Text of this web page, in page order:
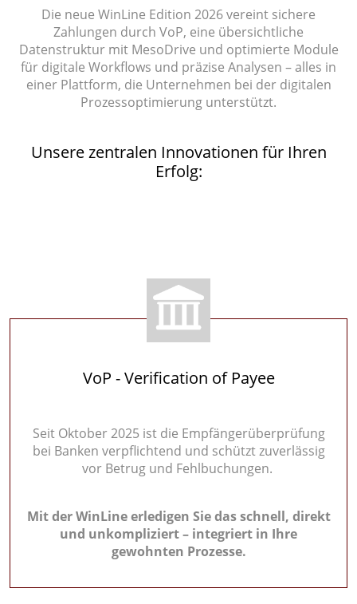
Die neue WinLine Edition 2026 vereint sichere
Zahlungen durch VoP, eine übersichtliche
Datenstruktur mit MesoDrive und optimierte Module
für digitale Workflows und präzise Analysen – alles in
einer Plattform, die Unternehmen bei der digitalen
Prozessoptimierung unterstützt.
Unsere zentralen Innovationen für Ihren
Erfolg:
VoP - Verification of Payee
Seit Oktober 2025 ist die Empfängerüberprüfung
bei Banken verpflichtend und schützt zuverlässig
vor Betrug und Fehlbuchungen.
Mit der WinLine erledigen Sie das schnell, direkt
und unkompliziert – integriert in Ihre
gewohnten Prozesse.